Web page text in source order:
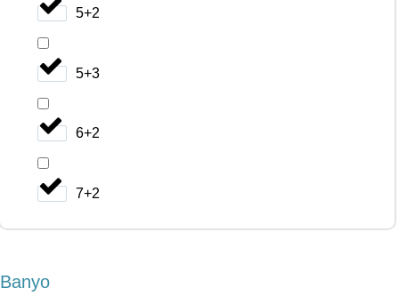
5+2
5+3
6+2
7+2
Banyo